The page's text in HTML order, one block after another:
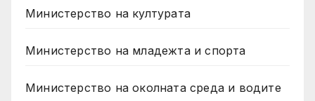
Министерство на културата
Министерство на младежта и спорта
Министерство на околната среда и водите